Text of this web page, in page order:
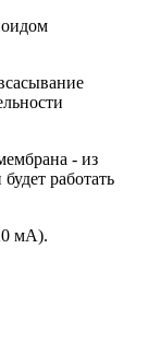
- из
работать
мА).